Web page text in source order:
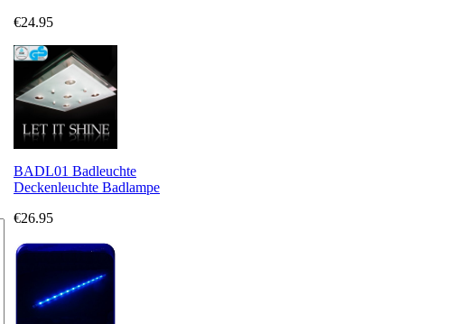
€24.95
BADL01 Badleuchte
Deckenleuchte Badlampe
€26.95